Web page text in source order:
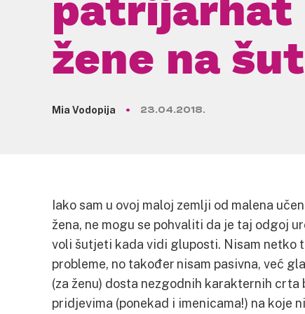
žene na
Mia Vodopija 23.04.2018.
Iako sam u ovoj maloj zemlji od malena
žena, ne mogu se pohvaliti da je taj odgoj
voli šutjeti kada vidi gluposti. Nisam netko
probleme, no također nisam pasivna, već
(za ženu) dosta nezgodnih karakternih crta
pridjevima (ponekad i imenicama!) na koje